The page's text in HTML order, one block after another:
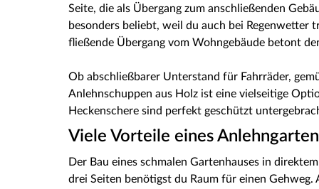
Seite, die als Übergang zum anschließenden
besonders beliebt, weil du auch bei Regenwetter
fließende Übergang vom Wohngebäude betont
Ob abschließbarer Unterstand für Fahrräder,
Anlehnschuppen aus Holz ist eine vielseitige
Heckenschere sind perfekt geschützt
Viele Vorteile eines
Der Bau eines schmalen Gartenhauses in
drei Seiten benötigst du Raum für einen